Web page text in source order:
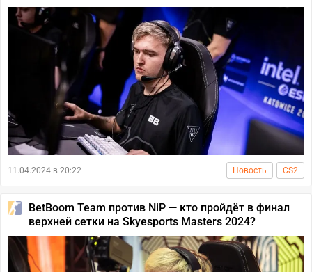
11.04.2024 в 20:22 Новость CS2
BetBoom Team против NiP — кто пройдёт в финал
верхней сетки на Skyesports Masters 2024?